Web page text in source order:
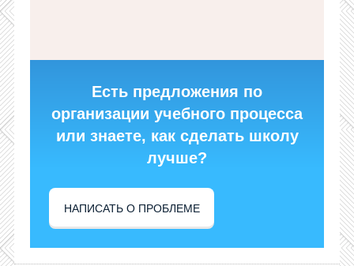
Есть предложения по
организации учебного процесса
или знаете, как сделать школу
лучше?
НАПИСАТЬ О ПРОБЛЕМЕ